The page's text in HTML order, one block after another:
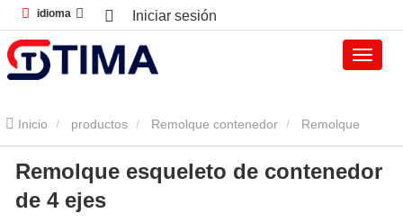
idioma Iniciar sesión
Inicio productos Remolque contenedor Remolque
contenedor esqueleto Remolque esqueleto de contenedor de 4
ejes
Remolque esqueleto de contenedor
de 4 ejes